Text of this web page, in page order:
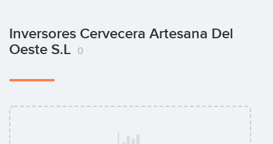
Inversores Cervecera Artesana Del
Oeste S.L
0